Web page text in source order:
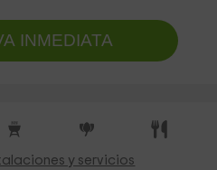
INMEDIATA
y servicios